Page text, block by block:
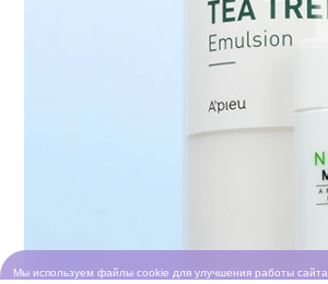
Мы используем файлы cookie для улучшения работы сайта.